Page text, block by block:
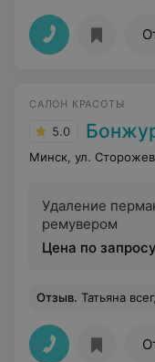
САЛОН КРАСОТЫ
5.0
Минск, ул.
Удаление
ремувером
Цена по запросу
Отзыв. Татьяна всегда тонко